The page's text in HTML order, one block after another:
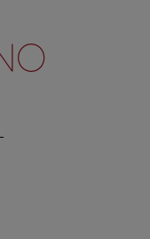
toques cítricos.
vinificação.